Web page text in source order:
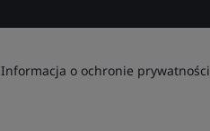
Informacja o ochronie prywatności